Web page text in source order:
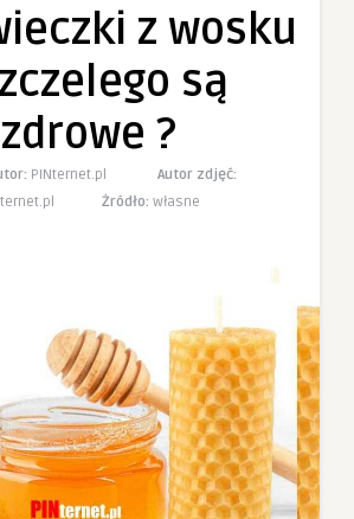
z wosku
są
zdrowe ?
PINternet.pl
Autor zdjęć:
Żródło: własne